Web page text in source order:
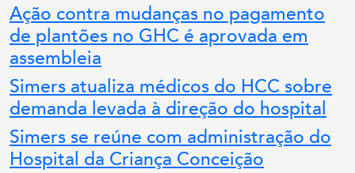
Ação contra mudanças no pagamento
de plantões no GHC é aprovada em
assembleia
Simers atualiza médicos do HCC sobre
demanda levada à direção do hospital
Simers se reúne com administração do
Hospital da Criança Conceição